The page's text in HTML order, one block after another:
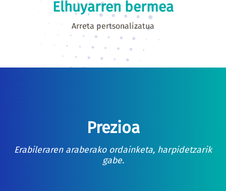
Elhuyarren bermea
Arreta pertsonalizatua
Prezioa
Erabileraren araberako ordainketa, harpidetzarik
gabe.